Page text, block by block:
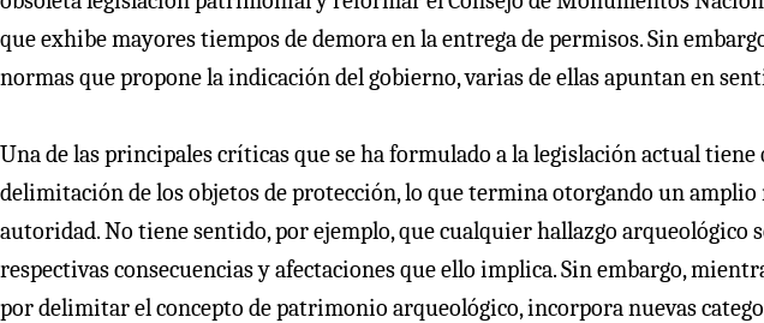
que exhibe mayores tiempos de demora en la entrega de permisos. Sin
normas que propone la indicación del gobierno, varias de ellas apuntan en
Una de las principales críticas que se ha formulado a la legislación actual tiene
delimitación de los objetos de protección, lo que termina otorgando un amplio
autoridad. No tiene sentido, por ejemplo, que cualquier hallazgo arqueológico
respectivas consecuencias y afectaciones que ello implica. Sin embargo,
por delimitar el concepto de patrimonio arqueológico, incorpora nuevas